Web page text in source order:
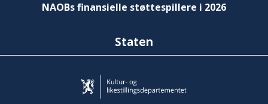
NAOBs finansielle støttespillere i 2026
Staten